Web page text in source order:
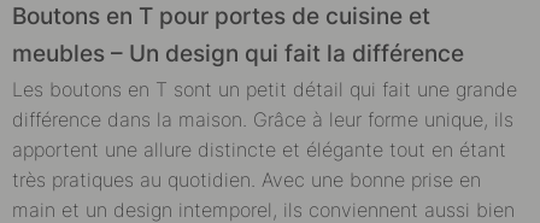
Boutons en T pour portes de cuisine et
meubles – Un design qui fait la différence
Les boutons en T sont un petit détail qui fait une grande
différence dans la maison. Grâce à leur forme unique, ils
apportent une allure distincte et élégante tout en étant
très pratiques au quotidien. Avec une bonne prise en
main et un design intemporel, ils conviennent aussi bien